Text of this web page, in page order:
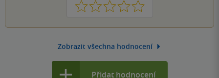
1 2 3 4 5
Zobrazit všechna hodnocení
Přidat hodnocení